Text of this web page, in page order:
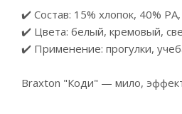
✔️ Состав: 15% хлопок, 40%
✔️ Цвета: белый, кремовый,
✔️ Применение: прогулки,
Braxton "Коди" — мило,